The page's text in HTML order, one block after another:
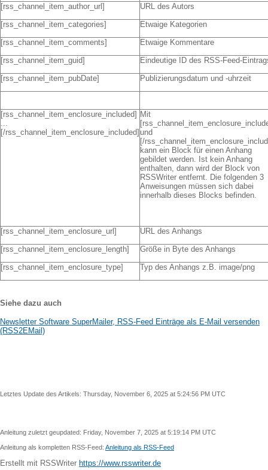
[rss_channel_item_author_url]
URL des Autors
[rss_channel_item_categories]
Etwaige Kategorien
[rss_channel_item_comments]
Etwaige Kommentare
[rss_channel_item_guid]
Eindeutige ID des RSS-Feed-
[rss_channel_item_pubDate]
Publizierungsdatum und -uhrzeit
[rss_channel_item_enclosure_included]
[/rss_channel_item_enclosure_included]
Mit
und
[/
kann ein Block für einen Anhang
gebildet werden. Ist kein Anhang
enthalten, dann wird der Block von
RSSWriter entfernt. Die folgenden 3
Anweisungen müssen sich dabei
innerhalb dieses Blocks befinden.
[rss_channel_item_enclosure_url]
URL des Anhangs
[rss_channel_item_enclosure_length]
Größe in Byte des Anhangs
[rss_channel_item_enclosure_type]
Typ des Anhangs z.B. image/png
Siehe dazu auch
Newsletter Software SuperMailer, RSS-Feed Einträge als E-Mail versenden
(RSS2EMail)
Letztes Update des Artikels: Thursday, November 6, 2025 at 5:24:56 PM UTC
Anleitung zuletzt geupdated: Friday, November 7, 2025 at 5:19:14 PM UTC
Anleitung als kompletten RSS-Feed: Anleitung als RSS-Feed
Erstellt mit RSSWriter https://www.rsswriter.de